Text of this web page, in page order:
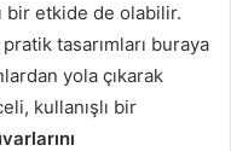
bir etkide de olabilir.
tasarımları buraya
yola çıkarak
kullanışlı bir